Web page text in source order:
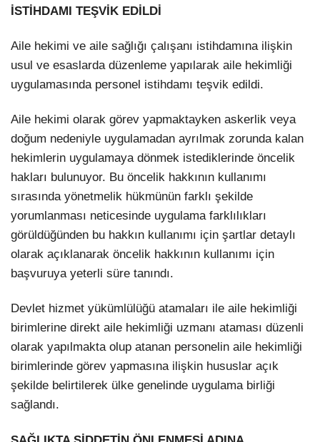
İSTİHDAMI TEŞVİK EDİLDİ
Aile hekimi ve aile sağlığı çalışanı istihdamına ilişkin
usul ve esaslarda düzenleme yapılarak aile hekimliği
uygulamasında personel istihdamı teşvik edildi.
Aile hekimi olarak görev yapmaktayken askerlik veya
doğum nedeniyle uygulamadan ayrılmak zorunda kalan
hekimlerin uygulamaya dönmek istediklerinde öncelik
hakları bulunuyor. Bu öncelik hakkının kullanımı
sırasında yönetmelik hükmünün farklı şekilde
yorumlanması neticesinde uygulama farklılıkları
görüldüğünden bu hakkın kullanımı için şartlar detaylı
olarak açıklanarak öncelik hakkının kullanımı için
başvuruya yeterli süre tanındı.
Devlet hizmet yükümlülüğü atamaları ile aile hekimliği
birimlerine direkt aile hekimliği uzmanı ataması düzenli
olarak yapılmakta olup atanan personelin aile hekimliği
birimlerinde görev yapmasına ilişkin hususlar açık
şekilde belirtilerek ülke genelinde uygulama birliği
sağlandı.